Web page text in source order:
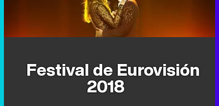
Festival de Eurovisión
2018